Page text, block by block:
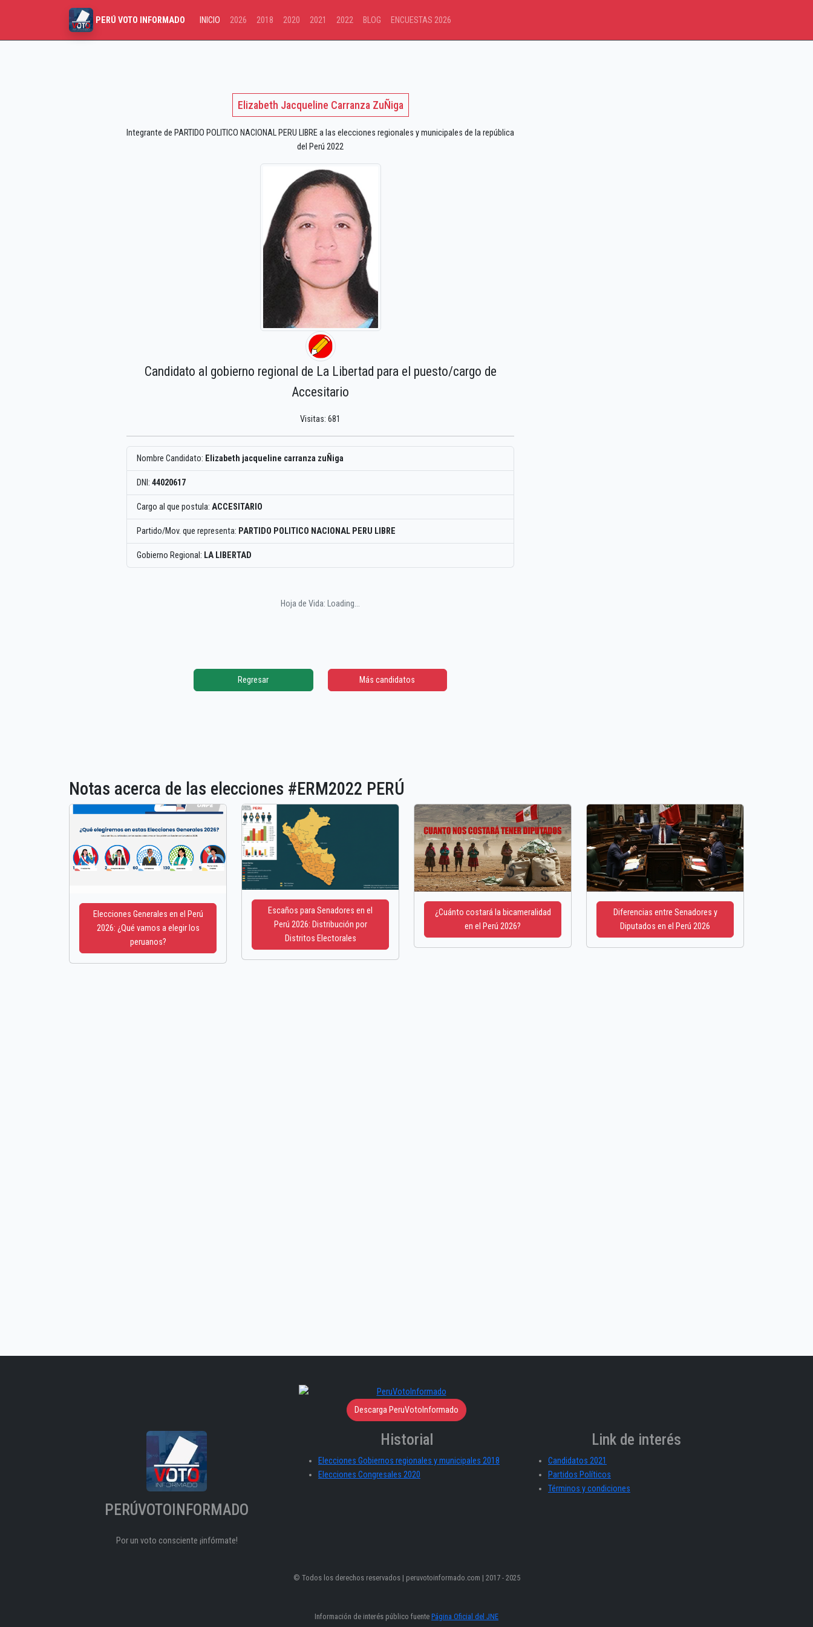
PERÚ VOTO INFORMADO INICIO 2026 2018 2020 2021 2022 BLOG ENCUESTAS 2026
Elizabeth Jacqueline Carranza ZuÑiga
Integrante de PARTIDO POLITICO NACIONAL PERU LIBRE a las elecciones regionales y municipales de la república
del Perú 2022
Candidato al gobierno regional de La Libertad para el puesto/cargo de
Accesitario
Visitas: 681
Nombre Candidato: Elizabeth jacqueline carranza zuÑiga
DNI: 44020617
Cargo al que postula: ACCESITARIO
Partido/Mov. que representa: PARTIDO POLITICO NACIONAL PERU LIBRE
Gobierno Regional: LA LIBERTAD
Hoja de Vida: Loading...
Regresar Más candidatos
Notas acerca de las elecciones #ERM2022 PERÚ
Elecciones Generales en el Perú
2026: ¿Qué vamos a elegir los
peruanos?
Escaños para Senadores en el
Perú 2026: Distribución por
Distritos Electorales
¿Cuánto costará la bicameralidad
en el Perú 2026?
Diferencias entre Senadores y
Diputados en el Perú 2026
Descarga PeruVotoInformado
PERÚVOTOINFORMADO
Por un voto consciente ¡infórmate!
Historial
Elecciones Gobiernos regionales y municipales 2018
Elecciones Congresales 2020
Link de interés
Candidatos 2021
Partidos Políticos
Términos y condiciones
© Todos los derechos reservados | peruvotoinformado.com | 2017 - 2025
Información de interés público fuente Página Oficial del JNE